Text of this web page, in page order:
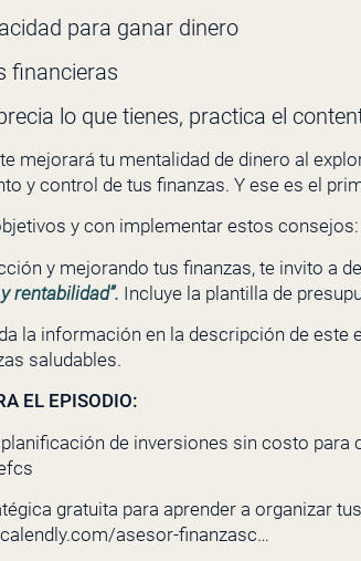
para ganar dinero
financieras
lo que tienes, practica el
mejorará tu mentalidad de dinero al
y control de tus finanzas. Y ese es el
y con implementar estos
y mejorando tus finanzas, te invito a
rentabilidad”. Incluye la plantilla de
la información en la descripción de este
saludables.
EL EPISODIO:
de inversiones sin costo para
gratuita para aprender a organizar
asesor-finanzasc…